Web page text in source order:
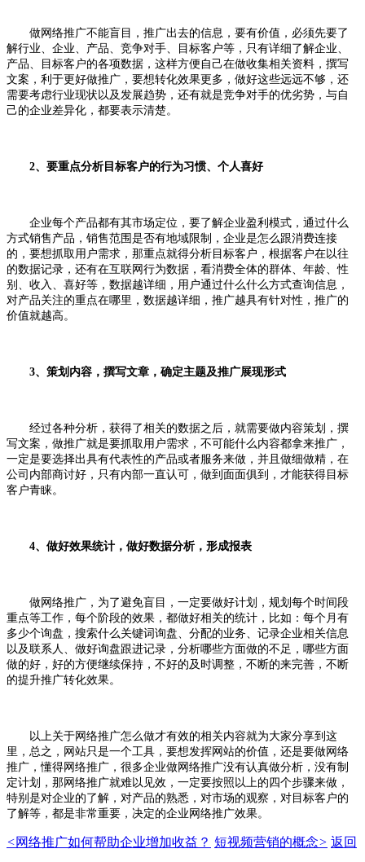
做网络推广不能盲目，推广出去的信息，要有价值，必须先要了
解行业、企业、产品、竞争对手、目标客户等，只有详细了解企业、
产品、目标客户的各项数据，这样方便自己在做收集相关资料，撰写
文案，利于更好做推广，要想转化效果更多，做好这些远远不够，还
需要考虑行业现状以及发展趋势，还有就是竞争对手的优劣势，与自
己的企业差异化，都要表示清楚。
2、要重点分析目标客户的行为习惯、个人喜好
企业每个产品都有其市场定位，要了解企业盈利模式，通过什么
方式销售产品，销售范围是否有地域限制，企业是怎么跟消费连接
的，要想抓取用户需求，那重点就得分析目标客户，根据客户在以往
的数据记录，还有在互联网行为数据，看消费全体的群体、年龄、性
别、收入、喜好等，数据越详细，用户通过什么什么方式查询信息，
对产品关注的重点在哪里，数据越详细，推广越具有针对性，推广的
价值就越高。
3、策划内容，撰写文章，确定主题及推广展现形式
经过各种分析，获得了相关的数据之后，就需要做内容策划，撰
写文案，做推广就是要抓取用户需求，不可能什么内容都拿来推广，
一定是要选择出具有代表性的产品或者服务来做，并且做细做精，在
公司内部商讨好，只有内部一直认可，做到面面俱到，才能获得目标
客户青睐。
4、做好效果统计，做好数据分析，形成报表
做网络推广，为了避免盲目，一定要做好计划，规划每个时间段
重点等工作，每个阶段的效果，都做好相关的统计，比如：每个月有
多少个询盘，搜索什么关键词询盘、分配的业务、记录企业相关信息
以及联系人、做好询盘跟进记录，分析哪些方面做的不足，哪些方面
做的好，好的方便继续保持，不好的及时调整，不断的来完善，不断
的提升推广转化效果。
以上关于网络推广怎么做才有效的相关内容就为大家分享到这
里，总之，网站只是一个工具，要想发挥网站的价值，还是要做网络
推广，懂得网络推广，很多企业做网络推广没有认真做分析，没有制
定计划，那网络推广就难以见效，一定要按照以上的四个步骤来做，
特别是对企业的了解，对产品的熟悉，对市场的观察，对目标客户的
了解等，都是非常重要，决定的企业网络推广效果。
<网络推广如何帮助企业增加收益？ 短视频营销的概念> 返回